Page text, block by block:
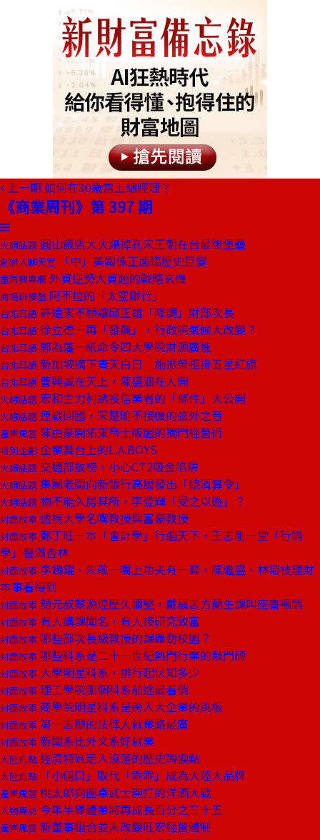
上一期 如何在30歲當上總經理？
《商業周刊》第 397 期
火線話題 圓山飯店大火燒掉孔宋王朝在台最後堡壘
創辦人聊天室 「中」美關係正面臨歷史巨變
童再興專欄 外資逆勢大買超的戰略玄機
商場自慢塾 阿不拉的「太空銀行」
台北耳語 許遠東不願讓邱正雄「降調」財部次長
台北耳語 徐立德一再「發飆」，行政院氣候大改變？
台北耳語 郭為藩一紙命令四大學院財源廣進
台北耳語 新加坡摘下青天白日 施振榮拒掛五星紅旗
台北耳語 曹興誠在天上，陳盛沺在人間
火線話題 宏和主力利誘投信業者的「條件」大公開
火線話題 連戰回國，宋楚瑜不接機的弦外之音
產業風雲 陳由豪開拓東帝士版圖的獨門經營術
特別企劃 企業舞台上的L.A.BOYS
火線話題 交通部放榜，小心CT2吸金陷阱
火線話題 集團老闆向新銀行高層發出「總清算令」
火線話題 物不能久居其所，李登輝「受之以遯」？
封面故事 透視大學名嘴教授與富豪教授
封面故事 鄭丁旺一本「會計學」行遍天下，王志剛一堂「行銷
學」譽滿杏林
封面故事 李錫錕、朱敬一嘴上功夫有一套，陳繼盛、林菊枝理財
本事看得到
封面故事 顏元叔蔡源煌歷久彌堅，戴晨志方蘭生課叫座書暢銷
封面故事 有人講課聞名，有人接研究致富
封面故事 哪些部次長級教授的課轟動校園？
封面故事 哪些科系是二十一世紀熱門行業的敲門磚
封面故事 大學明星科系，排行起伏知多少
封面故事 理工學院哪個科系前途最看俏
封面故事 商學院明星科系是跨入大企業的跳板
封面故事 第一志願的法律人就業路最廣
封面故事 新聞系比外文系好就業
大陸焦點 經濟特區走入沒落的歷史轉捩點
大陸焦點 「小倆口」取代「乖乖」成為大陸大品牌
產業風雲 桃太郎向圓桌武士開打的洋酒大戰
人物專訪 今年半導體業將再成長百分之三十五
產業風雲 新董事組合並未改變旺宏經營體制